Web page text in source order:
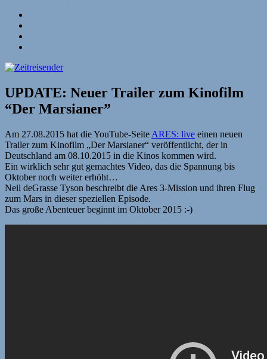
UPDATE: Neuer Trailer zum Kinofilm
“Der Marsianer”
Am 27.08.2015 hat die YouTube-Seite ARES: live einen neuen
Trailer zum Kinofilm „Der Marsianer“ veröffentlicht, der in
Deutschland am 08.10.2015 in die Kinos kommen wird.
Ein wirklich sehr gut gemachtes Video, das die Spannung bis
Oktober noch weiter erhöht…
Neil deGrasse Tyson beschreibt die Ares 3-Mission und ihren Flug
zum Mars in dieser speziellen Episode.
Das große Abenteuer beginnt im Oktober 2015 :-)